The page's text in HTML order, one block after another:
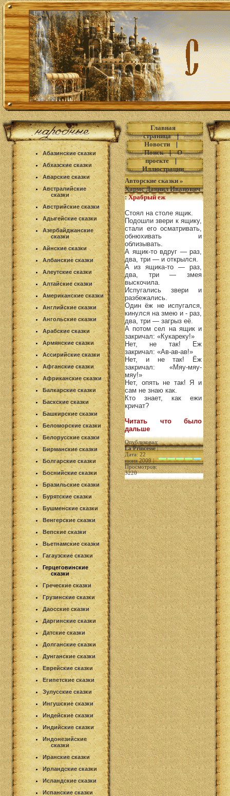
Абазинские сказки
Абхазские сказки
Аварские сказки
Австралийские
сказки
Австрийские сказки
Адыгейские сказки
Азербайджанские
сказки
Айнские сказки
Албанские сказки
Алеутские сказки
Алтайские сказки
Американские сказки
Английские сказки
Ангольские сказки
Арабские сказки
Армянские сказки
Ассирийские сказки
Афганские сказки
Африканские сказки
Балкарские сказки
Баскские сказки
Башкирские сказки
Беломорские сказки
Белорусские сказки
Бирманские сказки
Болгарские сказки
Боснийские сказки
Бразильские сказки
Бурятские сказки
Бушменские сказки
Венгерские сказки
Вепские сказки
Вьетнамские сказки
Гагаузские сказки
Герцеговинские
сказки
Греческие сказки
Грузинские сказки
Даосские сказки
Даргинские сказки
Датские сказки
Долганские сказки
Дунганские сказки
Еврейские сказки
Египетские сказки
Зулусские сказки
Ингушские сказки
Индейские сказки
Индийские сказки
Индонезийские
сказки
Иранские сказки
Ирландские сказки
Исландские сказки
Испанские сказки
Главная
страница|
Новости|
Поиск|О
проекте|
Иллюстрации
Авторские сказки »
Хармс Даниил Иванович
:Храбрый еж
Стоял на столе ящик.
Подошли звери к ящику,
стали его осматривать,
обнюхивать и
облизывать.
А ящик-то вдруг — раз,
два, три — и открылся.
А из ящика-то — раз,
два, три — змея
выскочила.
Испугались звери и
разбежались.
Один ёж не испугался,
кинулся на змею и - раз,
два, три — загрыз её.
А потом сел на ящик и
закричал: «Кукареку!»
Нет, не так! Еж
закричал: «Ав-ав-ав!»
Нет, и не так! Ёж
закричал: «Мяу-мяу-
мяу!»
Нет, опять не так! Я и
сам не знаю как.
Кто знает, как ежи
кричат?
Читать что было
дальше
Опубликовал:
La Princesse|
Дата: 22
июня 2009 |
Просмотров:
3220